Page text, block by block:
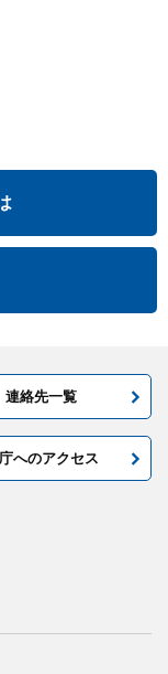
連絡先一覧
へのアクセス